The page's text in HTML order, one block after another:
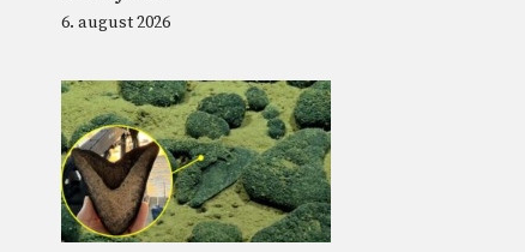
6. august 2026